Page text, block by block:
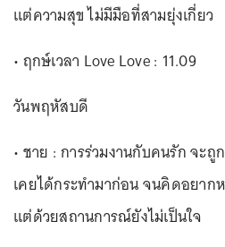
แต่ความสุข ไม่มีมือที่สามยุ่งเกี่ยว
• ฤกษ์เวลา Love Love : 11.09
วันพฤหัสบดี
• ชาย : การร่วมงานกับคนรัก จะ
เคยได้กระทำมาก่อน จนคิดอยาก
แต่ด้วยสถานการณ์ยังไม่เป็นใจ